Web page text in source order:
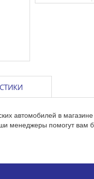
автомобилей в
менеджеры помогут вам